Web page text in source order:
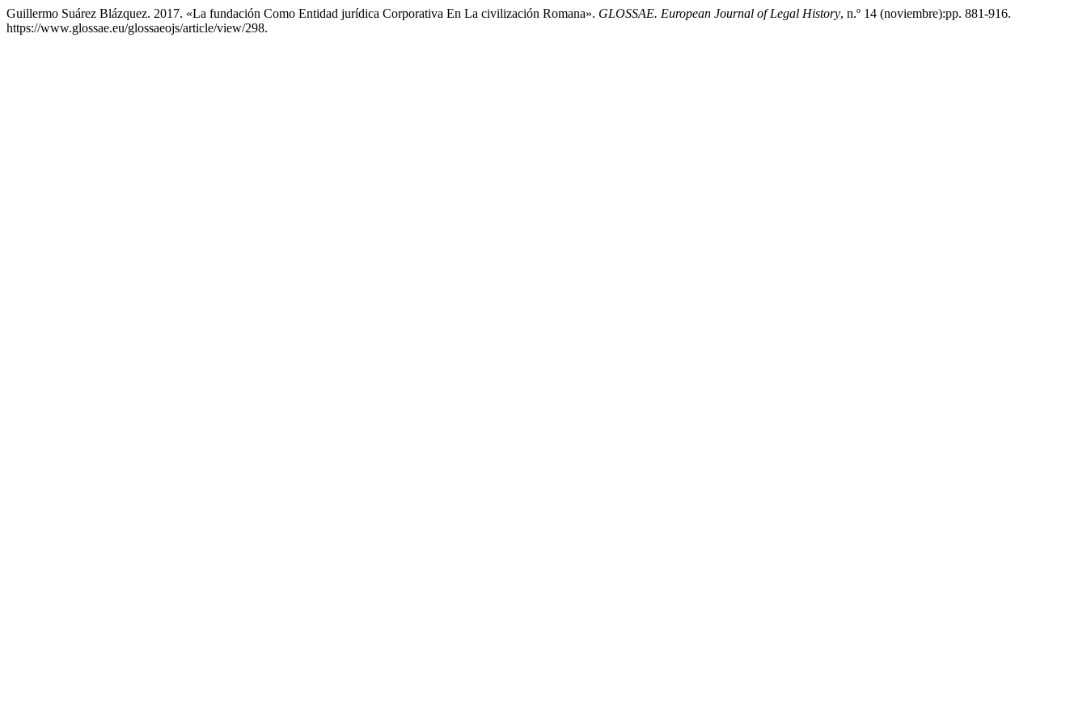
Guillermo Suárez Blázquez. 2017. «La fundación Como Entidad jurídica Corporativa En La civilización Romana». GLOSSAE. European Journal of Legal History, n.º 14 (noviembre):pp. 881-916.
https://www.glossae.eu/glossaeojs/article/view/298.